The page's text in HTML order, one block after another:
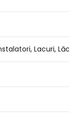
Lacuri,